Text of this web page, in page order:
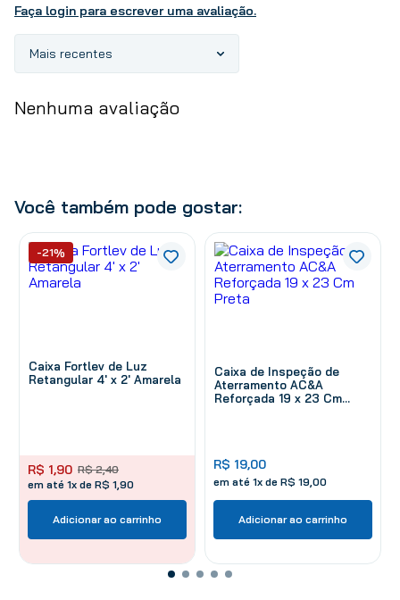
Faça login para escrever uma avaliação.
Mais recentes
Nenhuma avaliação
Você também pode gostar:
Caixa Fortlev de Luz
Retangular 4' x 2' Amarela
R$ 2,40
R$ 1,90
em até 1x de R$ 1,90
-21%
Adicionar ao carrinho
Caixa de Inspeção de
Aterramento AC&A
Reforçada 19 x 23 Cm
R$ 19,00
em até 1x de R$ 19 00
Adicionar ao carrinho